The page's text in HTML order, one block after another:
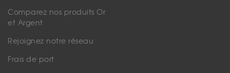
Comparez nos produits Or
et Argent
Rejoignez notre réseau
Frais de port